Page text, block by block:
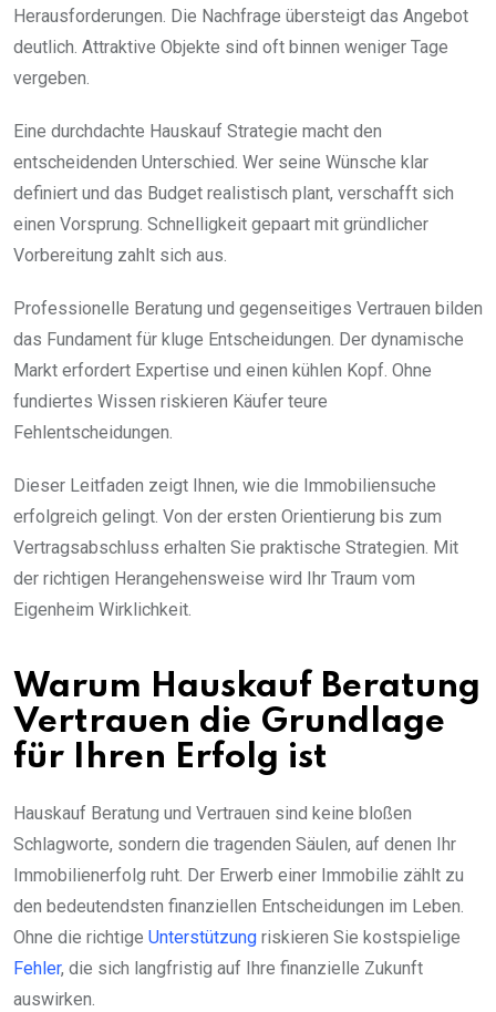
Herausforderungen. Die Nachfrage übersteigt das Angebot
deutlich. Attraktive Objekte sind oft binnen weniger Tage
vergeben.
Eine durchdachte Hauskauf Strategie macht den
entscheidenden Unterschied. Wer seine Wünsche klar
definiert und das Budget realistisch plant, verschafft sich
einen Vorsprung. Schnelligkeit gepaart mit gründlicher
Vorbereitung zahlt sich aus.
Professionelle Beratung und gegenseitiges Vertrauen bilden
das Fundament für kluge Entscheidungen. Der dynamische
Markt erfordert Expertise und einen kühlen Kopf. Ohne
fundiertes Wissen riskieren Käufer teure
Fehlentscheidungen.
Dieser Leitfaden zeigt Ihnen, wie die Immobiliensuche
erfolgreich gelingt. Von der ersten Orientierung bis zum
Vertragsabschluss erhalten Sie praktische Strategien. Mit
der richtigen Herangehensweise wird Ihr Traum vom
Eigenheim Wirklichkeit.
Warum Hauskauf Beratung
Vertrauen die Grundlage
für Ihren Erfolg ist
Hauskauf Beratung und Vertrauen sind keine bloßen
Schlagworte, sondern die tragenden Säulen, auf denen Ihr
Immobilienerfolg ruht. Der Erwerb einer Immobilie zählt zu
den bedeutendsten finanziellen Entscheidungen im Leben.
Ohne die richtige Unterstützung riskieren Sie kostspielige
Fehler, die sich langfristig auf Ihre finanzielle Zukunft
auswirken.